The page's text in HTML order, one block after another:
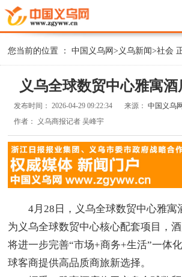
您当前的位置 ：中国义乌网> 义乌新闻>社会
义乌全球数贸中心雅寓酒
发布时间：2026-04-29 09:22:34 来源：中国义乌
作者：
义乌商报记者 吴峰宇
4月28日，义乌全球数贸中心雅寓
为义乌全球数贸中心核心配套项目，
将进一步完善“市场+商务+生活”一体
球客商提供高品质商旅新选择。